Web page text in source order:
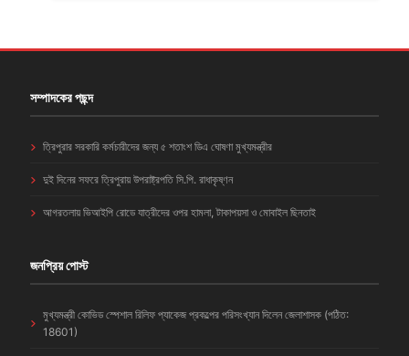
সম্পাদকের পছন্দ
ত্রিপুরার সরকারি কর্মচারীদের জন্য ৫ শতাংশ ডিএ ঘোষণা মুখ্যমন্ত্রীর
দুই দিনের সফরে ত্রিপুরায় উপরাষ্ট্রপতি সি.পি. রাধাকৃষ্ণন
আগরতলায় ভিআইপি রোডে যাত্রীদের ওপর হামলা, টাকাপয়সা ও মোবাইল ছিনতাই
জনপ্রিয় পোস্ট
মুখ্যমন্ত্রী কোভিড স্পেশাল রিলিফ প্যাকেজ প্রকল্পের পরিসংখ্যান দিলেন জেলাশাসক (পঠিত:
18601)